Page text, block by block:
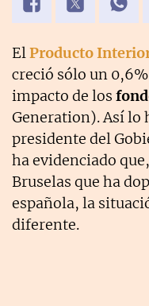
ElProducto
creció sólo un
impacto de los
Generation). Así lo
presidente del
ha evidenciado
Bruselas que ha
española, la
diferente.